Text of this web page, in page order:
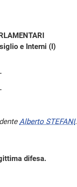
e Interni (I)
Alberto STEFANI.
difesa.